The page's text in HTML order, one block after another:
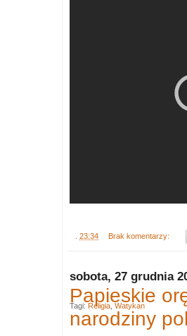
23:34 Brak komentarzy:
sobota, 27 grudnia
Papieskie
narodziny
Tagi: Religia, Watykan